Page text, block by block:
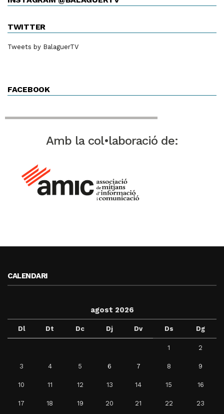
TWITTER
Tweets by BalaguerTV
FACEBOOK
Amb la col•laboració de:
CALENDARI
agost 2026
Dl Dt Dc Dj Dv Ds Dg
1 2
3 4 5 6 7 8 9
10 11 12 13 14 15 16
17 18 19 20 21 22 23